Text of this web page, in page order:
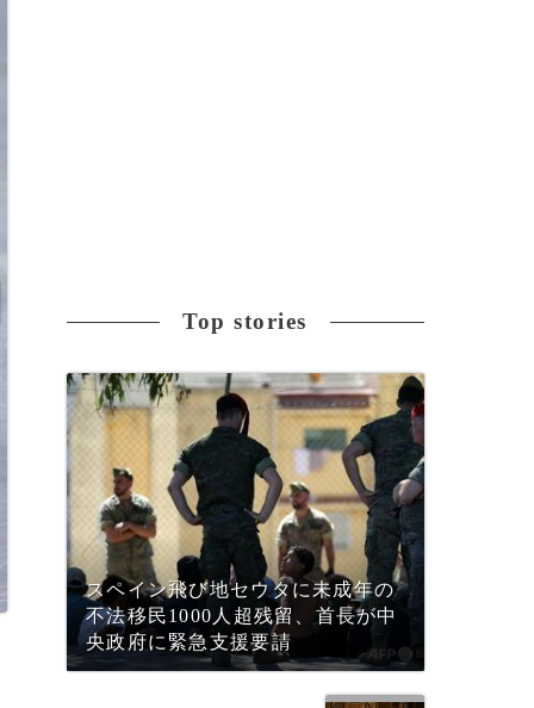
Top stories
スペイン飛び地セウタに未成年の
不法移民1000人超残留、首長が中
央政府に緊急支援要請